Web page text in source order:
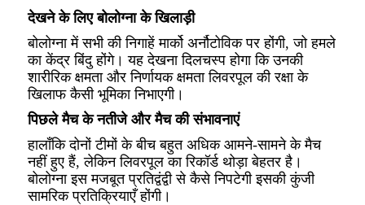
देखने के लिए बोलोग्ना के खिलाड़ी
बोलोग्ना में सभी की निगाहें मार्को अर्नौटोविक पर होंगी, जो हमले
का केंद्र बिंदु होंगे। यह देखना दिलचस्प होगा कि उनकी
शारीरिक क्षमता और निर्णायक क्षमता लिवरपूल की रक्षा के
खिलाफ कैसी भूमिका निभाएगी।
पिछले मैच के नतीजे और मैच की संभावनाएं
हालाँकि दोनों टीमों के बीच बहुत अधिक आमने-सामने के मैच
नहीं हुए हैं, लेकिन लिवरपूल का रिकॉर्ड थोड़ा बेहतर है।
बोलोग्ना इस मजबूत प्रतिद्वंद्वी से कैसे निपटेगी इसकी कुंजी
सामरिक प्रतिक्रियाएँ होंगी।